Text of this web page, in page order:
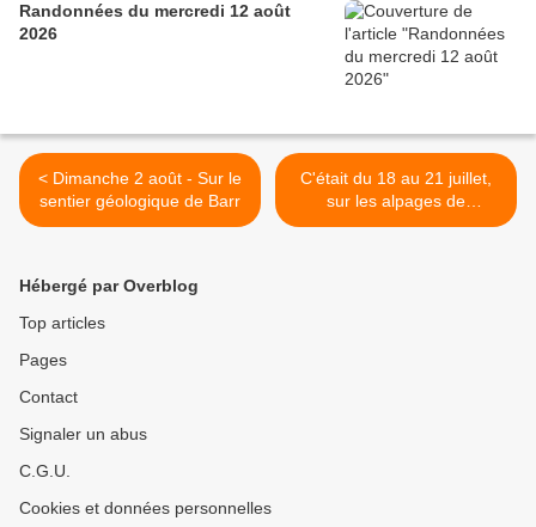
Randonnées du mercredi 12 août
2026
< Dimanche 2 août - Sur le
sentier géologique de Barr
C'était du 18 au 21 juillet,
sur les alpages de
Grindelwald >
Hébergé par Overblog
Top articles
Pages
Contact
Signaler un abus
C.G.U.
Cookies et données personnelles